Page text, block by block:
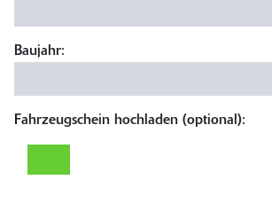
Baujahr:
Fahrzeugschein hochladen (optional):